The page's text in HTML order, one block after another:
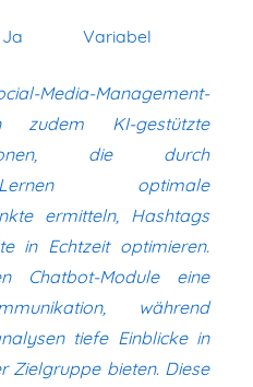
Ja Variabel
Media-Management-
zudem KI-gestützte
die durch
optimale
ermitteln, Hashtags
in Echtzeit optimieren.
Chatbot-Module eine
während
tiefe Einblicke in
Zielgruppe bieten. Diese